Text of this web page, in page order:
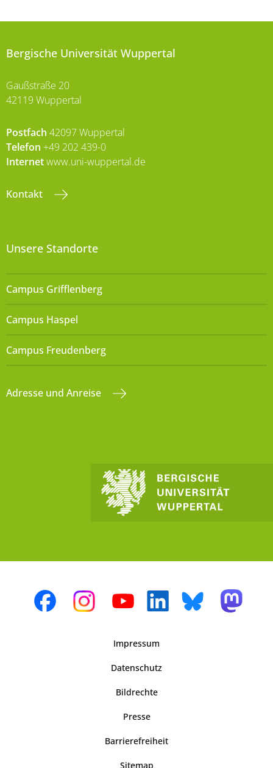
Bergische Universität Wuppertal
Gaußstraße 20
42119 Wuppertal
Postfach 42097 Wuppertal
Telefon +49 202 439-0
Internetwww.uni-wuppertal.de
Kontakt
Unsere Standorte
Campus Grifflenberg
Campus Haspel
Campus Freudenberg
Adresse und Anreise
Impressum
Datenschutz
Bildrechte
Presse
Barrierefreiheit
Sitemap